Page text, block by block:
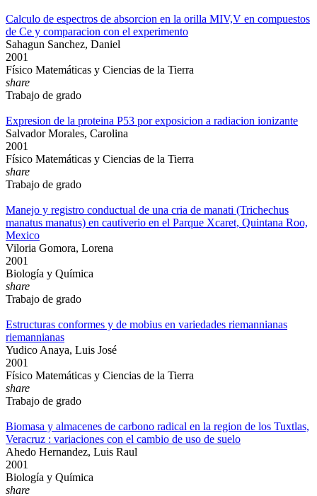
Calculo de espectros de absorcion en la orilla MIV,V en compuestos
de Ce y comparacion con el experimento
Sahagun Sanchez, Daniel
2001
Físico Matemáticas y Ciencias de la Tierra
share
Trabajo de grado
Expresion de la proteina P53 por exposicion a radiacion ionizante
Salvador Morales, Carolina
2001
Físico Matemáticas y Ciencias de la Tierra
share
Trabajo de grado
Manejo y registro conductual de una cria de manati (Trichechus
manatus manatus) en cautiverio en el Parque Xcaret, Quintana Roo,
Mexico
Viloria Gomora, Lorena
2001
Biología y Química
share
Trabajo de grado
Estructuras conformes y de mobius en variedades riemannianas
riemannianas
Yudico Anaya, Luis José
2001
Físico Matemáticas y Ciencias de la Tierra
share
Trabajo de grado
Biomasa y almacenes de carbono radical en la region de los Tuxtlas,
Veracruz : variaciones con el cambio de uso de suelo
Ahedo Hernandez, Luis Raul
2001
Biología y Química
share